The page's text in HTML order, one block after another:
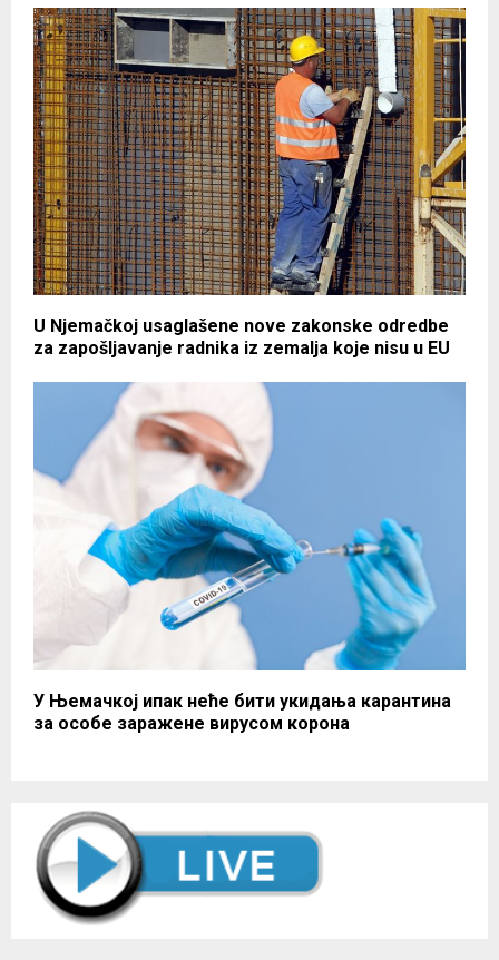
U Njemačkoj usaglašene nove zakonske odredbe
za zapošljavanje radnika iz zemalja koje nisu u EU
У Њемачкој ипак неће бити укидања карантина
за особе заражене вирусом корона